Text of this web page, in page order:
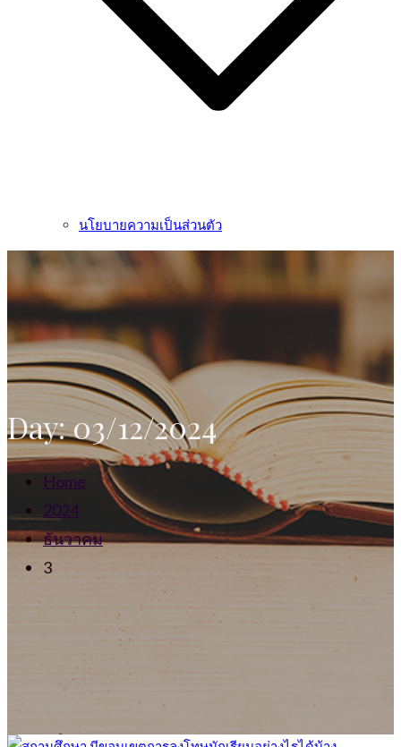
นโยบายความเป็นส่วนตัว
Day:03/12/2024
Home
2024
ธันวาคม
3